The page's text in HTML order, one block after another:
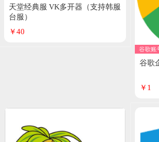
天堂经典服 VK多开器（支持韩服
台服）
￥40
谷歌账
谷歌
￥1